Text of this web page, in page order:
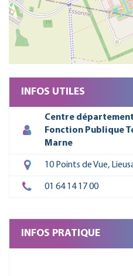
INFOS UTILES
Centre
Fonction Publique
Marne
10 Points de Vue,
01 64 14 17 00
INFOS PRATIQUE